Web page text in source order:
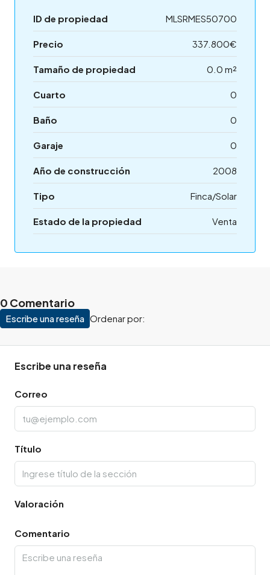
ID de propiedad MLSRMES50700
Precio 337.800€
Tamaño de propiedad 0.0 m²
Cuarto 0
Baño 0
Garaje 0
Año de construcción 2008
Tipo Finca/Solar
Estado de la propiedad Venta
0 Comentario
Ordenar por:
Escribe una reseña
Escribe una reseña
Correo
Título
Valoración
Comentario